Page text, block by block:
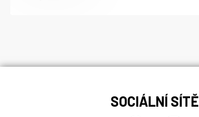
SOCIÁLNÍ SÍTĚ